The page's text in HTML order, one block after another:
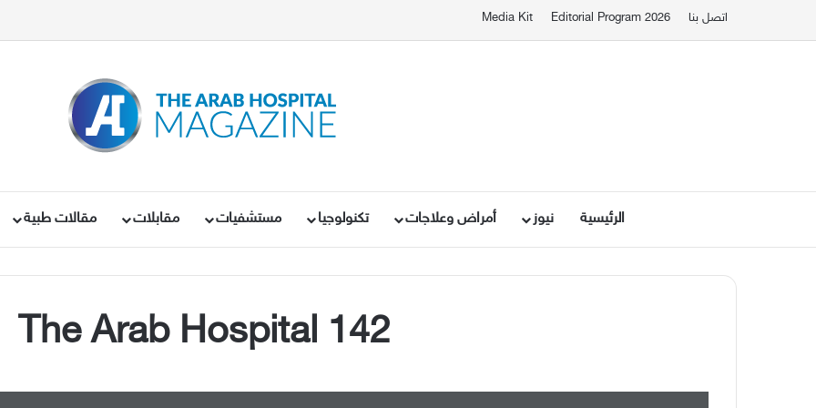
اتصل بنا Editorial Program 2026
Media Kit
الرئيسية نيوز أمراض وعلاجات تكنولوجيا مستشفيات مقابلات مقالات طبية
The Arab Hospital 142